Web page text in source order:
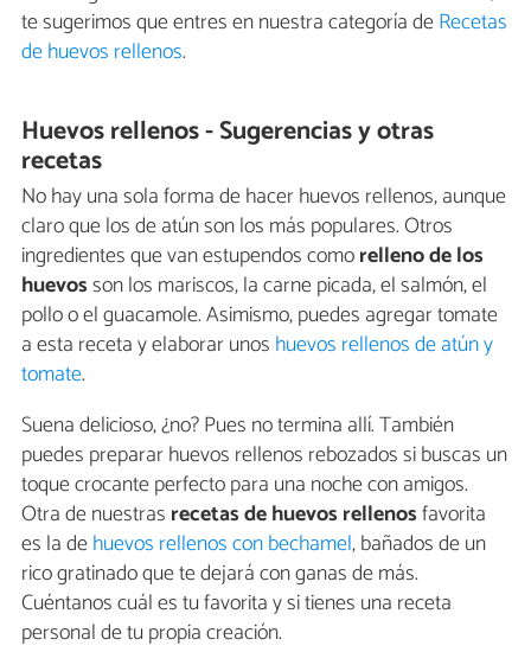
te sugerimos que entres en nuestra categoría deRecetas
de huevos rellenos.
Huevos rellenos - Sugerencias y otras
recetas
No hay una sola forma de hacer huevos rellenos, aunque
claro que los de atún son los más populares. Otros
ingredientes que van estupendos comorelleno de los
huevosson los mariscos, la carne picada, el salmón, el
pollo o el guacamole. Asimismo, puedes agregar tomate
a esta receta y elaborar unos huevos rellenos de atún y
tomate.
Suena delicioso, ¿no? Pues no termina allí. También
puedes preparar huevos rellenos rebozados si buscas un
toque crocante perfecto para una noche con amigos.
Otra de nuestras recetas de huevos rellenosfavorita
es la dehuevos rellenos con bechamel, bañados de un
rico gratinado que te dejará con ganas de más.
Cuéntanos cuál es tu favorita y si tienes una receta
personal de tu propia creación.